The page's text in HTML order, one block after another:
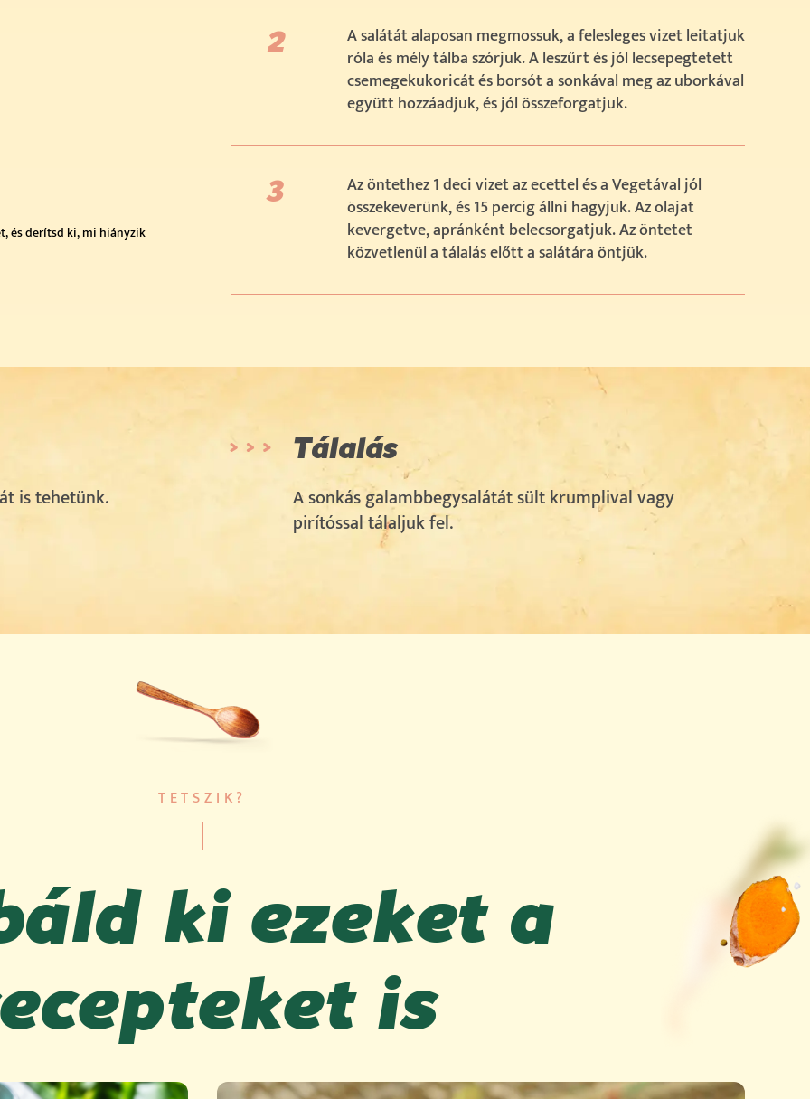
és derítsd ki, mi hiányzik
A salátát alaposan megmossuk, a felesleges vizet leitatjuk
róla és mély tálba szórjuk. A leszűrt és jól lecsepegtetett
csemegekukoricát és borsót a sonkával meg az uborkával
együtt hozzáadjuk, és jól összeforgatjuk.
Az öntethez 1 deci vizet az ecettel és a Vegetával jól
összekeverünk, és 15 percig állni hagyjuk. Az olajat
kevergetve, apránként belecsorgatjuk. Az öntetet
közvetlenül a tálalás előtt a salátára öntjük.
is tehetünk.
Tálalás
A sonkás galambbegysalátát sült krumplival vagy
pirítóssal tálaljuk fel.
TETSZIK?
ki ezeket a
is